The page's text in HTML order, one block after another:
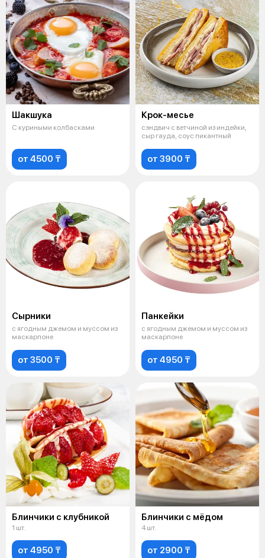
Шакшука
С куриными колбасками
от 4500 ₸
Крок-месье
сэндвич с ветчиной из индейки,
сыр гауда, соус пикантный
от 3900 ₸
Сырники
с ягодным джемом и муссом из
маскарпоне
от 3500 ₸
Панкейки
с ягодным джемом и муссом из
маскарпоне
от 4950 ₸
Блинчики с клубникой
1 шт.
от 4950 ₸
Блинчики с мёдом
4 шт.
от 2900 ₸